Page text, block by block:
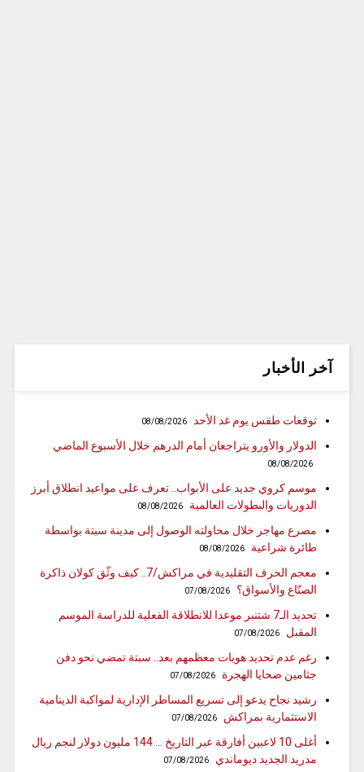
آخر الأخبار
توقعات طقس يوم غد الأحد 08/08/2026
الدولار والأورو يتراجعان أمام الدرهم خلال الأسبوع الماضي
08/08/2026
موسم كروي جديد على الأبواب.. تعرف على مواعيد انطلاق أبرز
الدوريات والبطولات العالمية
08/08/2026
مصرع مهاجر خلال محاولته الوصول إلى مدينة سبتة بواسطة
طائرة شراعية
08/08/2026
معجم الحرف التقليدية في مراكش/7.. كيف وثّق كولان ذاكرة
الصنّاع والأسواق؟
07/08/2026
تحديد الـ7 شتنبر موعدا للانطلاقة الفعلية للدراسة الموسم
المقبل
07/08/2026
رغم عدم تحديد هويات معظمهم بعد.. سبتة تمضي نحو دفن
جثامين ضحايا الهجرة
07/08/2026
رشيد نجاح يدعو إلى تسريع المساطر الإدارية لمواكبة الدينامية
الاستثمارية بمراكش
07/08/2026
أغلى 10 لاعبين أفارقة عبر التاريخ … 144 مليون دولار لنجم ريال
مدريد الجديد ديوماندي
07/08/2026